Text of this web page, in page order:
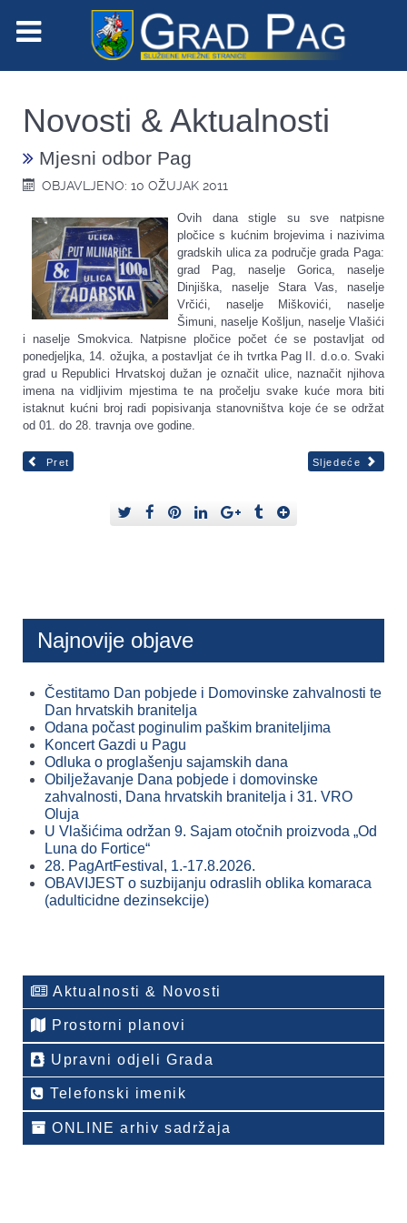
Novosti & Aktualnosti
Mjesni odbor Pag
OBJAVLJENO: 10 OŽUJAK 2011
Ovih dana stigle su sve natpisne
pločice s kućnim brojevima i nazivima
gradskih ulica za područje grada Paga:
grad Pag, naselje Gorica, naselje
Dinjiška, naselje Stara Vas, naselje
Vrčići, naselje Miškovići, naselje
Šimuni, naselje Košljun, naselje Vlašići
i naselje Smokvica. Natpisne pločice počet će se postavljat od
ponedjeljka, 14. ožujka, a postavljat će ih tvrtka Pag II. d.o.o. Svaki
grad u Republici Hrvatskoj dužan je označit ulice, naznačit njihova
imena na vidljivim mjestima te na pročelju svake kuće mora biti
istaknut kućni broj radi popisivanja stanovništva koje će se održat
od 01. do 28. travnja ove godine.
Pret Sljedeće
Najnovije objave
Čestitamo Dan pobjede i Domovinske zahvalnosti te
Dan hrvatskih branitelja
Odana počast poginulim paškim braniteljima
Koncert Gazdi u Pagu
Odluka o proglašenju sajamskih dana
Obilježavanje Dana pobjede i domovinske
zahvalnosti, Dana hrvatskih branitelja i 31. VRO
Oluja
U Vlašićima održan 9. Sajam otočnih proizvoda „Od
Luna do Fortice“
28. PagArtFestival, 1.-17.8.2026.
OBAVIJEST o suzbijanju odraslih oblika komaraca
(adulticidne dezinsekcije)
Aktualnosti & Novosti
Prostorni planovi
Upravni odjeli Grada
Telefonski imenik
ONLINE arhiv sadržaja